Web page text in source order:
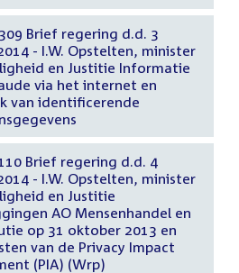
Brief regering d.d. 3
- I.W. Opstelten, minister
en Justitie Informatie
via het internet en
van identificerende
Brief regering d.d. 4
- I.W. Opstelten, minister
en Justitie
AO Mensenhandel en
op 31 oktober 2013 en
van de Privacy Impact
(PIA) (Wrp)